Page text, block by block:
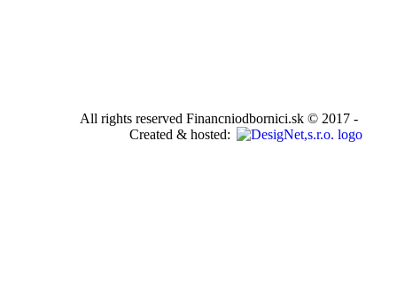
All rights reserved Financniodbornici.sk © 2017 -
Created & hosted: